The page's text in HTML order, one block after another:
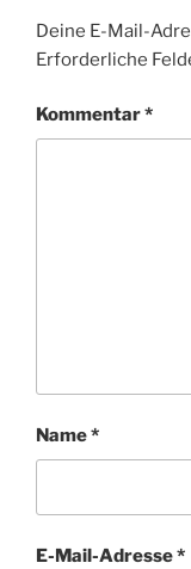
Deine E-Mail-
Erforderliche
Kommentar*
Name*
E-Mail-Adresse*